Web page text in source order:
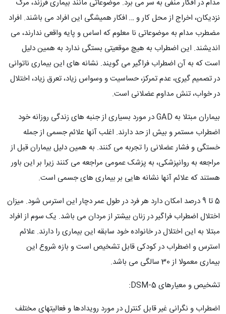
مدام در افکار منفی به سر می برد. موضوعاتی مانند بیماری فرزند، مرگ
نزدیکان، اخراج از محل کار و … افکار همیشگی این افراد می باشند. افراد
مضطرب مدام به موضوعاتی نا معلوم که اساس و پایه واقعی ندارند، می
اندیشند. این اضطراب به هیچ موقعیتی بستگی ندارد به همین دلیل
است که به آن اضطراب فراگیر می گویند. نشانه های این بیماری ناتوانی
در تصمیم گیری، عدم تمرکز، حساسیت و وسواس زیاد، تعرق زیاد، اختلال
در خواب، تنش مداوم عضلانی است.
بیماران مبتلا به GAD در مورد بسیاری از جنبه های زندگی روزانه خود
اضطراب مستمر و بیش از حد دارند. اغلب آنها علائم جسمی از جمله
خستگی و فشار عضلانی را تجربه می کنند. به همین دلیل بیماران قبل از
مراجعه به روانپزشکی، به پزشک عمومی مراجعه می کنند زیرا بر این باور
هستند که علائم آنها نشانه هایی بر بیماری های جسمی است.
5 تا 9 درصد امکان دارد هر فرد در طول عمر دچار این استرس شود. میزان
اختلال اضطراب فراگیر در زنان بیشتر از مردان می باشد. یک سوم از افراد
مبتلا به این اختلال در خانواده خود سابقه این بیماری را دارند. علائم
استرس و اضطراب در کودکی قابل تشخیص است و بازه شروع این
بیماری معمولا از 30 سالگی می باشد.
تشخیص و معیارهای DSM-5:
اضطراب و نگرانی غیر قابل کنترل در مورد رویدادها و فعالیتهای مختلف